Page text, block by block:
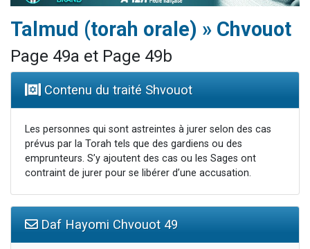
Talmud (torah orale) » Chvouot
Page 49a et Page 49b
Contenu du traité Shvouot
Les personnes qui sont astreintes à jurer selon des cas
prévus par la Torah tels que des gardiens ou des
emprunteurs. S’y ajoutent des cas ou les Sages ont
contraint de jurer pour se libérer d’une accusation.
Daf Hayomi Chvouot 49